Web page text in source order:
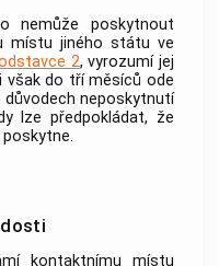
nemůže poskytnout
místu jiného státu ve
2, vyrozumí jej
však do tří měsíců ode
neposkytnutí
lze předpokládat, že
kontaktnímu místu